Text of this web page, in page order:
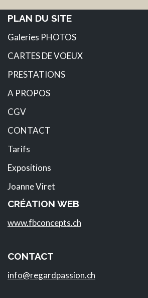
PLAN DU SITE
Galeries PHOTOS
CARTES DE VOEUX
PRESTATIONS
A PROPOS
CGV
CONTACT
Tarifs
Expositions
Joanne Viret
CRÉATION WEB
www.fbconcepts.ch
CONTACT
info@regardpassion.ch